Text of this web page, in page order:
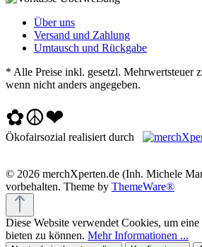
Über uns
Versand und Zahlung
Umtausch und Rückgabe
* Alle Preise inkl. gesetzl. Mehrwertsteuer
wenn nicht anders angegeben.
✿☮❤
Ökofairsozial realisiert durch
© 2026 merchXperten.de (Inh. Michele
vorbehalten. Theme by ThemeWare®
Diese Website verwendet Cookies, um
bieten zu können. Mehr Informationen ...